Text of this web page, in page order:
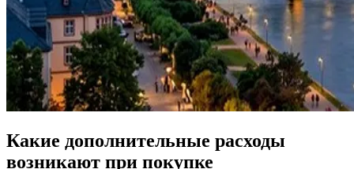
Какие дополнительные расходы
возникают при покупке